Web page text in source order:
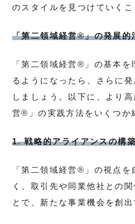
のスタイルを見つけていくこ
「第二領域経営®」の発展的
「第二領域経営®」の基本を
るようになったら、さらに
しましょう。以下に、より
営®」の実践方法をいくつか
1. 戦略的アライアンスの構
「第二領域経営®」の視点を
く、取引先や同業他社との
とで、新たな事業機会を創出